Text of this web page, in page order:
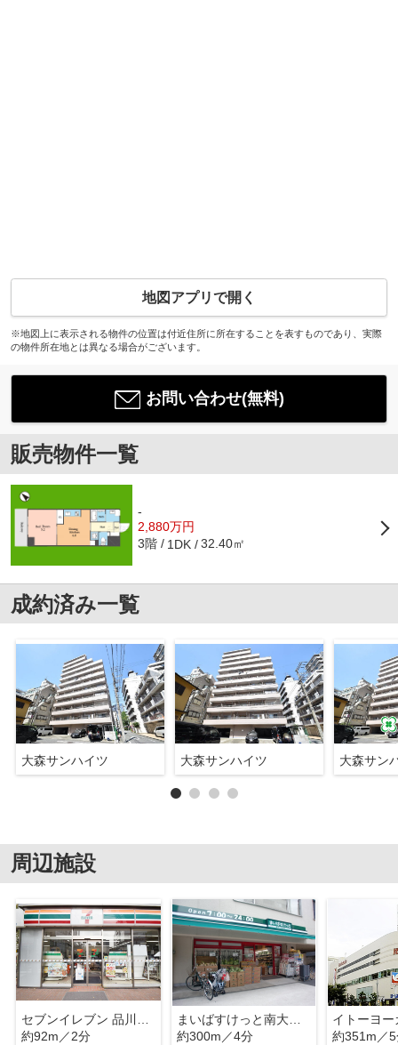
地図アプリで開く
※地図上に表示される物件の位置は付近住所に所在することを表すものであり、実際
の物件所在地とは異なる場合がございます。
お問い合わせ(無料)
販売物件一覧
-
2,880万円
3階 1DK 32.40㎡
成約済み一覧
大森サンハイツ 大森サンハイツ 大森サン
周辺施設
セブンイレブン 品川南大井３丁目
約92m／2分
まいばすけっと南大井3丁目店
約300m／4分
約351m／